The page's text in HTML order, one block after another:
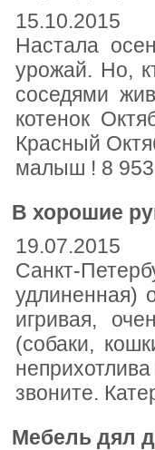
15.10.2015
Настала
урожай. Но,
соседями
котенок
Красный
малыш ! 8 953
В хорошие
19.07.2015
Санкт-
удлиненная)
игривая,
(собаки,
звоните.
Мебель дял